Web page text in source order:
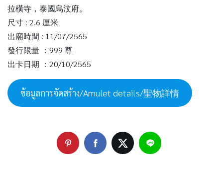
拉橫寺，泰國烏汶府。
尺寸 : 2.6 厘米
出廟時間 : 11/07/2565
發行限量 ：999 尊
出卡日期 ：20/10/2565
ข้อมูลการจัดสร้าง/Amulet details/聖物詳情